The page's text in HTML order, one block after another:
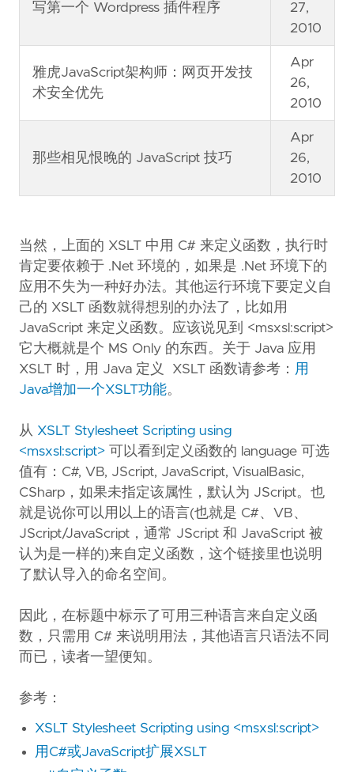
写第一个 Wordpress 插件程序
27,
2010
雅虎JavaScript架构师：网页开发技
术安全优先
Apr
26,
2010
那些相见恨晚的 JavaScript 技巧
Apr
26,
2010
当然，上面的 XSLT 中用 C# 来定义函数，执行时
肯定要依赖于 .Net 环境的，如果是 .Net 环境下的
应用不失为一种好办法。其他运行环境下要定义自
己的 XSLT 函数就得想别的办法了，比如用
JavaScript 来定义函数。应该说见到 <msxsl:script>
它大概就是个 MS Only 的东西。关于 Java 应用
XSLT 时，用 Java 定义 XSLT 函数请参考： 用
Java增加一个XSLT功能。
从 XSLT Stylesheet Scripting using
<msxsl:script> 可以看到定义函数的 language 可选
值有：C#, VB, JScript, JavaScript, VisualBasic,
CSharp，如果未指定该属性，默认为 JScript。也
就是说你可以用以上的语言(也就是 C#、VB、
JScript/JavaScript，通常 JScript 和 JavaScript 被
认为是一样的)来自定义函数，这个链接里也说明
了默认导入的命名空间。
因此，在标题中标示了可用三种语言来自定义函
数，只需用 C# 来说明用法，其他语言只语法不同
而已，读者一望便知。
参考：
XSLT Stylesheet Scripting using <msxsl:script>
用C#或JavaScript扩展XSLT